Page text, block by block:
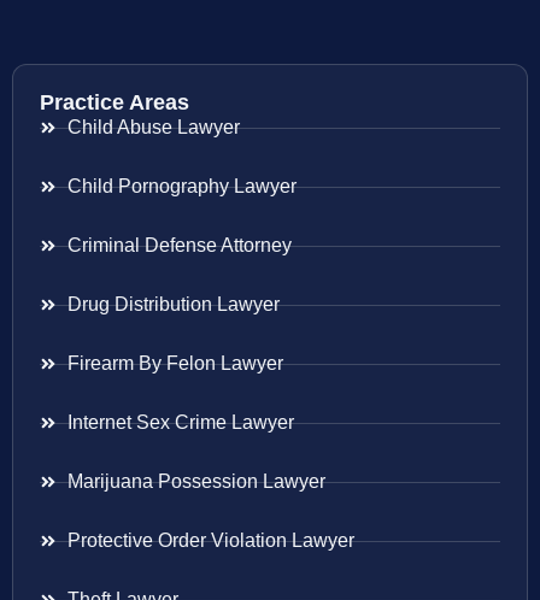
Practice Areas
Child Abuse Lawyer
Child Pornography Lawyer
Criminal Defense Attorney
Drug Distribution Lawyer
Firearm By Felon Lawyer
Internet Sex Crime Lawyer
Marijuana Possession Lawyer
Protective Order Violation Lawyer